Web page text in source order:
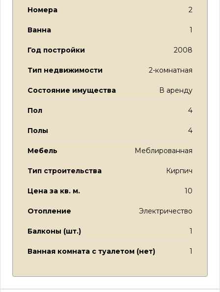
Номера 2
Ванна 1
Год постройки 2008
Тип недвижимости 2-комнатная
Состояние имущества В аренду
Пол 4
Полы 4
Мебель Меблированная
Тип строительства Кирпич
Цена за кв. м. 10
Отопление Электричество
Балконы (шт.) 1
Ванная комната с туалетом (нет) 1